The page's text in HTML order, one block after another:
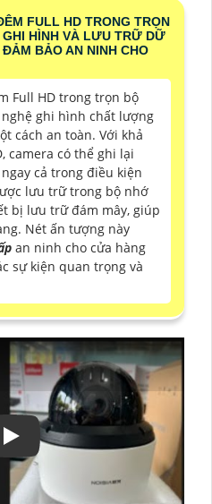
FULL HD TRONG TRỌN
HÌNH VÀ LƯU TRỮ DỮ
BẢO AN NINH CHO
Full HD trong trọn bộ
ghi hình chất lượng
cách an toàn. Với khả
camera có thể ghi lại
cả trong điều kiện
lưu trữ trong bộ nhớ
bị lưu trữ đám mây, giúp
Nét ấn tượng này
an ninh cho cửa hàng
sự kiện quan trọng và